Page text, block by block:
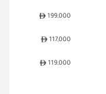
199,000
117,000
119,000